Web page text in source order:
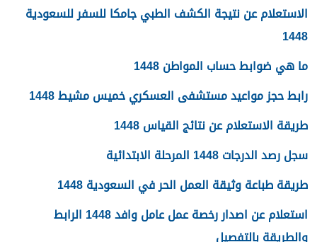
الاستعلام عن نتيجة الكشف الطبي جامكا للسفر للسعودية
1448
ما هي ضوابط حساب المواطن 1448
رابط حجز مواعيد مستشفى العسكري خميس مشيط 1448
طريقة الاستعلام عن نتائج القياس 1448
سجل رصد الدرجات 1448 المرحلة الابتدائية
طريقة طباعة وثيقة العمل الحر في السعودية 1448
استعلام عن اصدار رخصة عمل عامل وافد 1448 الرابط
والطريقة بالتفصيل